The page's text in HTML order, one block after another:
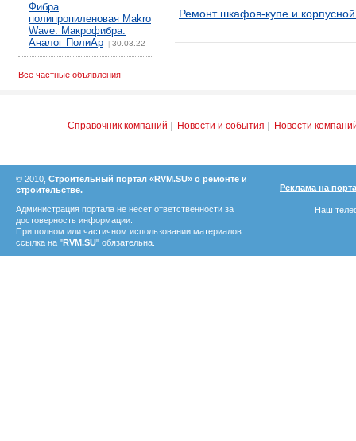
Фибра
полипропиленовая Makro
Wave. Макрофибра.
Аналог ПолиАр
30.03.22
Все частные объявления
Ремонт шкафов-купе и
Справочник компаний Новости и события Новости
© 2010, Строительный портал «RVM.SU» о ремонте и
строительстве.
Администрация портала не несет ответственности за
достоверность информации.
При полном или частичном использовании материалов
ссылка на "RVM.SU" обязательна.
Реклама на
Наш